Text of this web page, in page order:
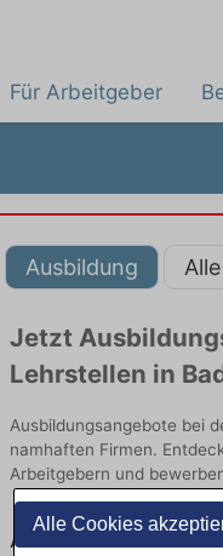
Alle Cookies
Für Arbeitgeber
Ausbildung
Jetzt
Lehrstellen in
Ausbildungsangebote bei
namhaften Firmen.
Arbeitgebern und
Ausbildung in